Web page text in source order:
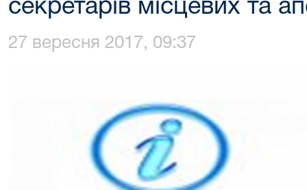
секретарів місцевих та
27 вересня 2017, 09:37